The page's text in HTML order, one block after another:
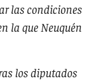
las condiciones
la que Neuquén
los diputados